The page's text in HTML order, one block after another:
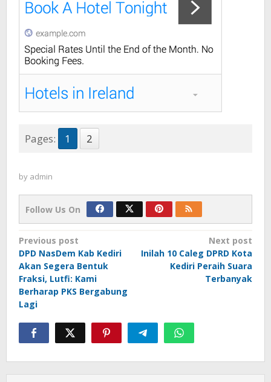
Pages: 1 2
by admin
Follow Us On
Post
navigation
Previous post
DPD NasDem Kab Kediri
Akan Segera Bentuk
Fraksi, Lutfi: Kami
Berharap PKS Bergabung
Lagi
Next post
Inilah 10 Caleg DPRD Kota
Kediri Peraih Suara
Terbanyak